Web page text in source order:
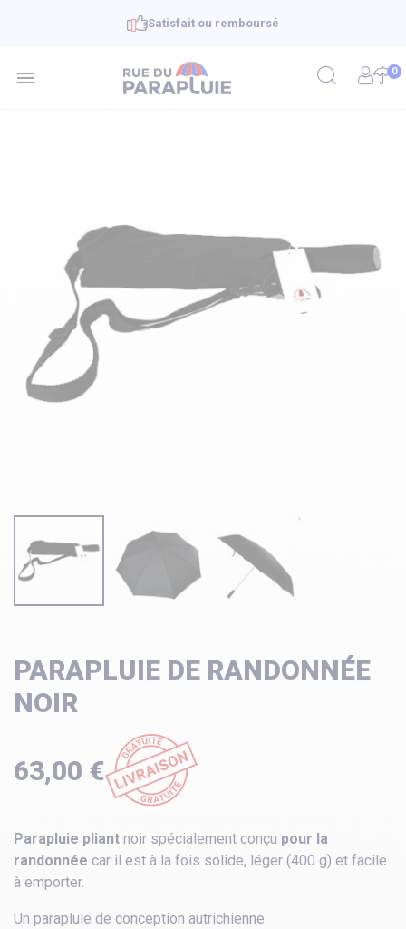
Satisfait ou remboursé
 0
PARAPLUIE DE RANDONNÉE
NOIR
63,00 €
Parapluie pliant noir spécialement conçu pour la
randonnée car il est à la fois solide, léger (400 g) et facile
à emporter.
Un parapluie de conception autrichienne.